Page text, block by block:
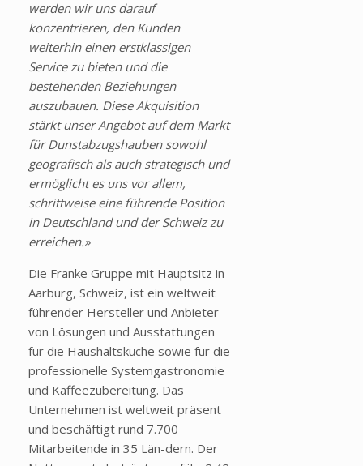
werden wir uns darauf
konzentrieren, den Kunden
weiterhin einen erstklassigen
Service zu bieten und die
bestehenden Beziehungen
auszubauen. Diese Akquisition
stärkt unser Angebot auf dem Markt
für Dunstabzugshauben sowohl
geografisch als auch strategisch und
ermöglicht es uns vor allem,
schrittweise eine führende Position
in Deutschland und der Schweiz zu
erreichen.»
Die Franke Gruppe mit Hauptsitz in
Aarburg, Schweiz, ist ein weltweit
führender Hersteller und Anbieter
von Lösungen und Ausstattungen
für die Haushaltsküche sowie für die
professionelle Systemgastronomie
und Kaffeezubereitung. Das
Unternehmen ist weltweit präsent
und beschäftigt rund 7.700
Mitarbeitende in 35 Län-dern. Der